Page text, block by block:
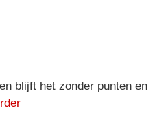
blijft het zonder punten en